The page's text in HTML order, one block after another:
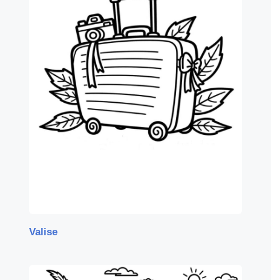
Valise